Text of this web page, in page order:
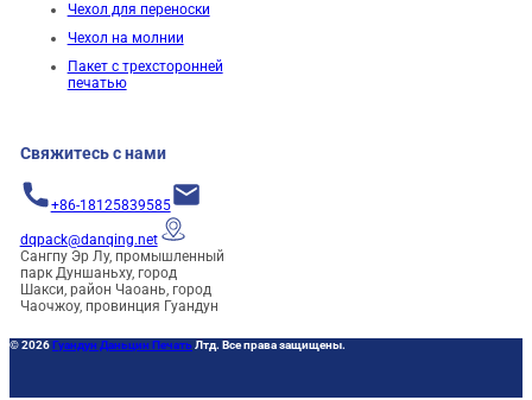
Чехол для переноски
Чехол на молнии
Пакет с трехсторонней
печатью
Свяжитесь с нами
+86-18125839585
dqpack@danqing.net
Сангпу Эр Лу, промышленный
парк Дуншаньху, город
Шакси, район Чаоань, город
Чаочжоу, провинция Гуандун
© 2026Гуандун Даньцин ПечатьЛтд. Все права защищены.